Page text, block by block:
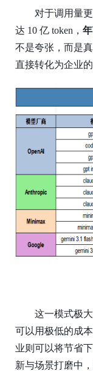
对于调用量更
达 10 亿 token，
不是夸张，而是
直接转化为企业
这一模式极大
可以用极低的成
业则可以将节省
新与场景打磨中